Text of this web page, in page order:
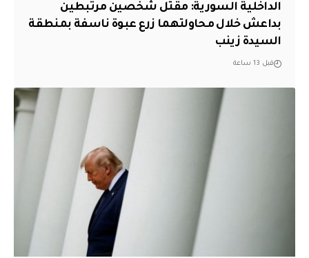
الداخلية السورية: مقتل شخصين مرتبطين
بداعش خلال محاولتهما زرع عبوة ناسفة بمنطقة
السيدة زينب
قبل 13 ساعة